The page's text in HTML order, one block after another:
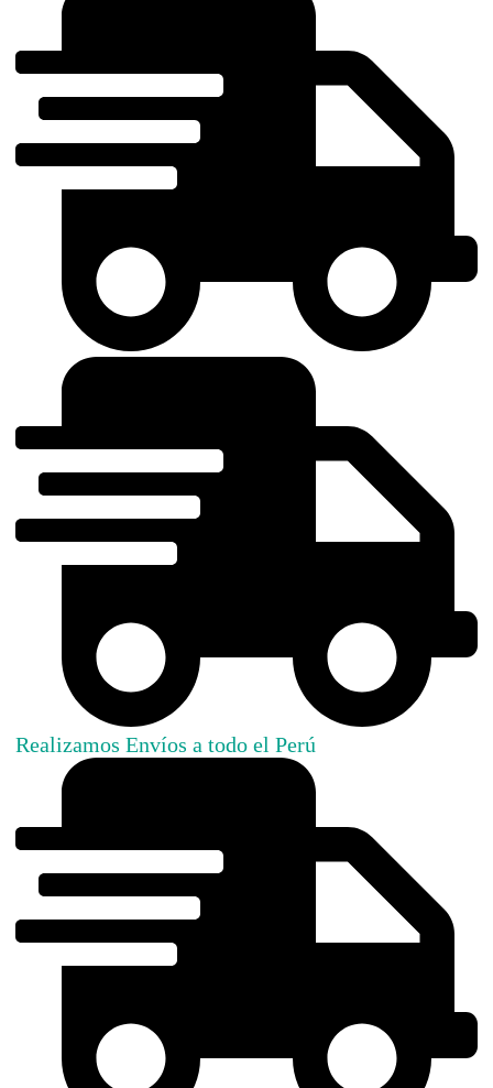
Realizamos Envíos a todo el Perú